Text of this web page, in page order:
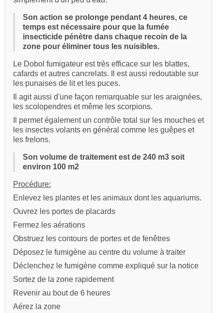
Son action se prolonge pendant 4 heures, ce
temps est nécessaire pour que la fumée
insecticide pénètre dans chaque recoin de la
zone pour éliminer tous les nuisibles.
Le Dobol fumigateur est très efficace sur les blattes,
cafards et autres cancrelats. Il est aussi redoutable sur
les punaises de lit et les puces.
Il agit aussi d'une façon remarquable sur les araignées,
les scolopendres et même les scorpions.
Il permet également un contrôle total sur les mouches et
les insectes volants en général comme les guêpes et
les frelons.
Son volume de traitement est de 240 m3 soit
environ 100 m2
Procédure:
Enlevez les plantes et les animaux dont les aquariums.
Ouvrez les portes de placards
Fermez les aérations
Obstruez les contours de portes et de fenêtres
Déposez le fumigène au centre du volume à traiter
Déclenchez le fumigène comme expliqué sur la notice
Sortez de la zone rapidement
Revenir au bout de 6 heures
Aérez la zone